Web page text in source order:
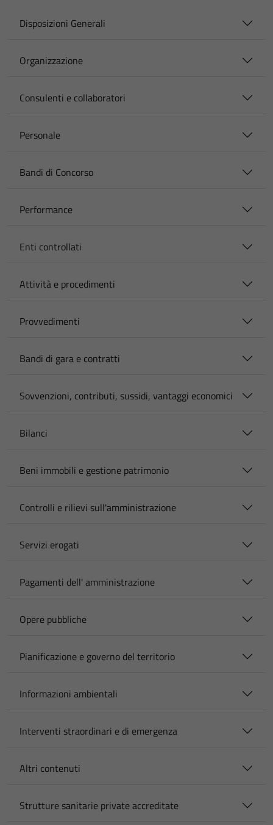
Disposizioni Generali
Organizzazione
Consulenti e collaboratori
Personale
Bandi di Concorso
Performance
Enti controllati
Attività e procedimenti
Provvedimenti
Bandi di gara e contratti
Sovvenzioni, contributi, sussidi, vantaggi economici
Bilanci
Beni immobili e gestione patrimonio
Controlli e rilievi sull'amministrazione
Servizi erogati
Pagamenti dell' amministrazione
Opere pubbliche
Pianificazione e governo del territorio
Informazioni ambientali
Interventi straordinari e di emergenza
Altri contenuti
Strutture sanitarie private accreditate